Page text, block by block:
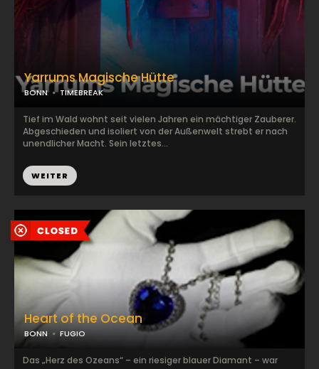
Yarrums Magische Hütte
BONN TIMEBREAK
Tief im Wald wohnt seit vielen Jahren ein mächtiger Zauberer.
Abgeschieden und isoliert von der Außenwelt strebt er nach
unendlicher Macht. Sein letztes...
WEITER
Heart of the Ocean
BONN FUGIO
Das „Herz des Ozeans“ – ein riesiger blauer Diamant – war